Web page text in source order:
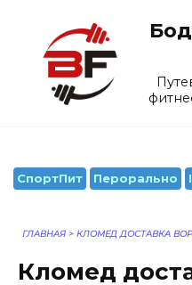
содержанию
СпортПит Перорально
ГЛАВНАЯ > КЛОМЕД ДОСТАВКА
Кломед